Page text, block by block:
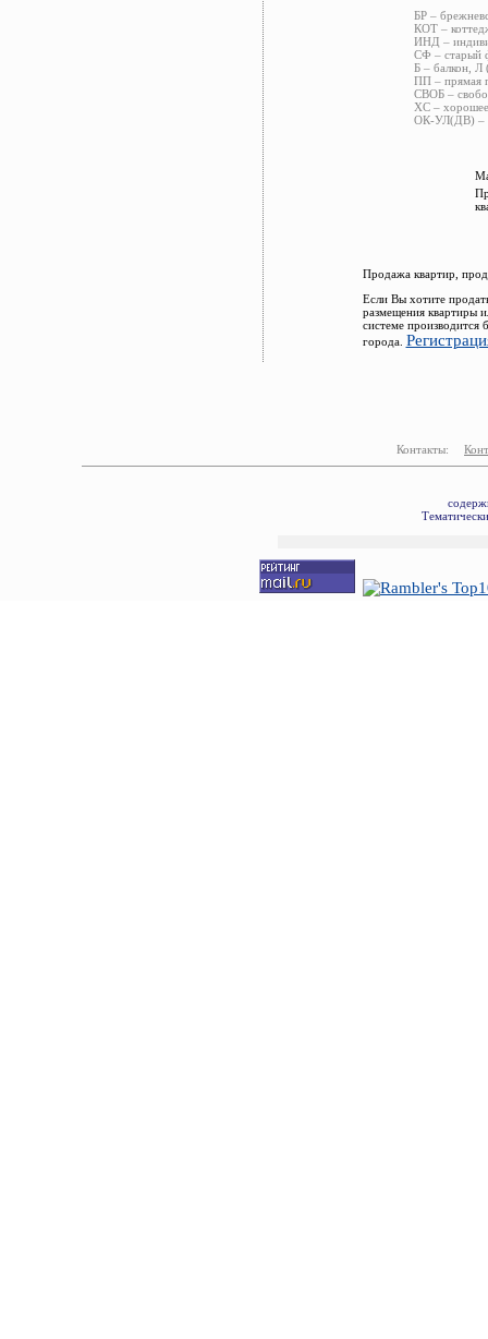
БР –
КОТ –
ИНД –
СФ – старый
Б – балкон, Л
ПП – прямая
СВОБ –
ХС –
ОК-УЛ(ДВ) –
Продажа квартир,
Если Вы хотите
размещения квартиры
системе производится
города.
Контакты: